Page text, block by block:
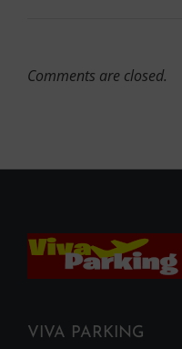
Comments are closed.
VIVA PARKING